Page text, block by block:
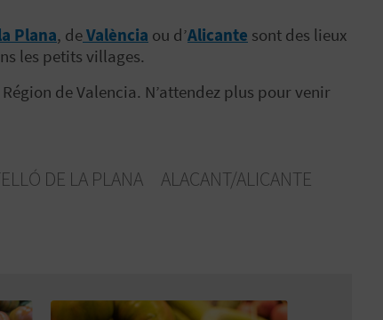
Plana, deValència ou d’Alicante sont des lieux
les petits villages.
de Valencia. N’attendez plus pour venir
DE LA PLANA
ALACANT/ALICANTE